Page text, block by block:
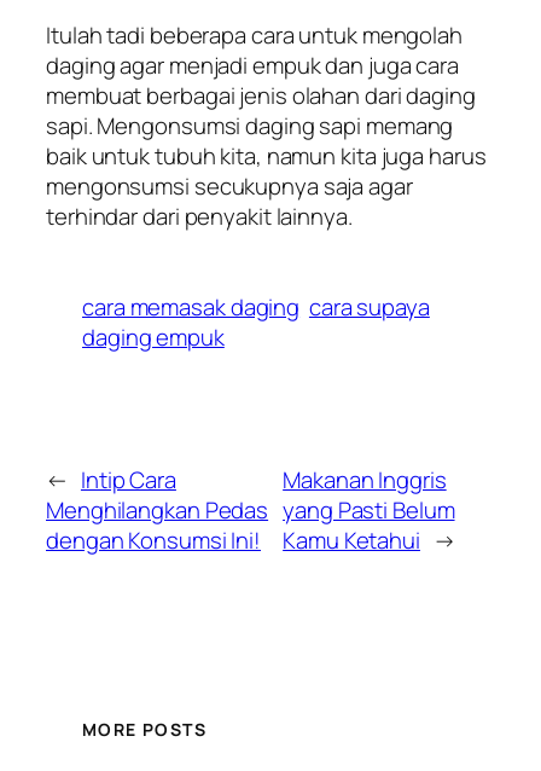
Itulah tadi beberapa cara untuk mengolah
daging agar menjadi empuk dan juga cara
membuat berbagai jenis olahan dari daging
sapi. Mengonsumsi daging sapi memang
baik untuk tubuh kita, namun kita juga harus
mengonsumsi secukupnya saja agar
terhindar dari penyakit lainnya.
cara memasak daging cara supaya
daging empuk
← Intip Cara
Menghilangkan Pedas
dengan Konsumsi Ini!
Makanan Inggris
yang Pasti Belum
Kamu Ketahui →
MORE POSTS